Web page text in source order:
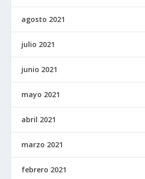
agosto 2021
julio 2021
junio 2021
mayo 2021
abril 2021
marzo 2021
febrero 2021